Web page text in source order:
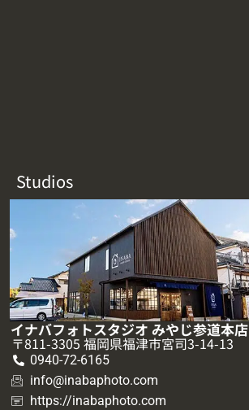
Studios
イナバフォトスタジオ みやじ参道本店
〒811-3305 福岡県福津市宮司3-14-13
0940-72-6165
info@inabaphoto.com
https://inabaphoto.com